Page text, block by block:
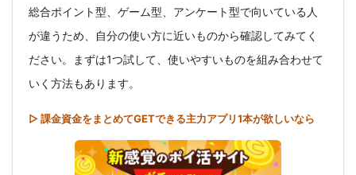
総合ポイント型、ゲーム型、アンケート型で向いている人
が違うため、自分の使い方に近いものから確認してみてく
ださい。まずは1つ試して、使いやすいものを組み合わせて
いく方法もあります。
▷ 課金資金をまとめてGETできる主力アプリ1本が欲しいなら